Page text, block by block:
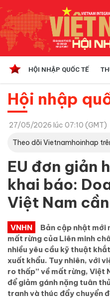
HỘI NHẬP QUỐC TẾ
Hội nhập
27/05/2026 lúc 07:10 (GMT)
Theo dõi Vietnamhoinhap
EU đơn giản
khai báo:
Việt Nam
VNHN
Bản cập nhật mới
mất rừng của Liên minh
nhiều yêu cầu kỹ thuật
xuất khẩu. Tuy nhiên, với
ro thấp” về mất rừng, Việt
để giảm gánh nặng tuân
tranh và thúc đẩy chuyển